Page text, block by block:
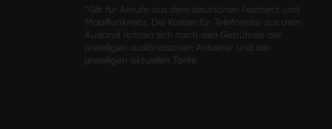
*Gilt für Anrufe aus dem deutschen Festnetz und
Mobilfunknetz. Die Kosten für Telefonate aus dem
Ausland richten sich nach den Gebühren der
jeweiligen ausländischen Anbieter und der
jeweiligen aktuellen Tarife.